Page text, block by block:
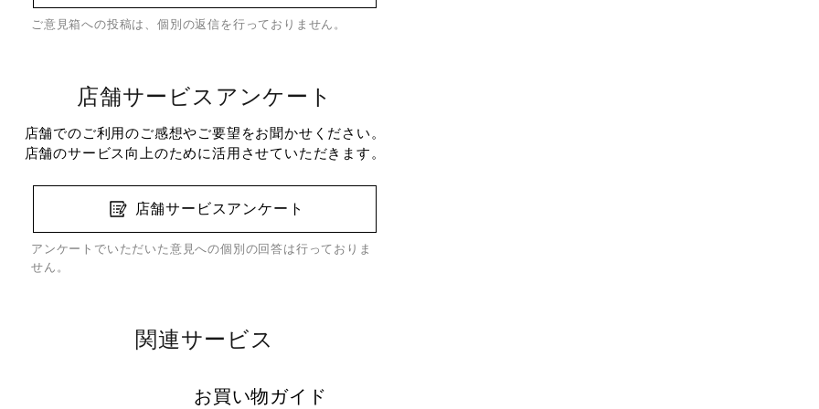
ご意見箱への投稿は、個別の返信を行っておりません。
店舗サービスアンケート
店舗でのご利用のご感想やご要望をお聞かせください。
店舗のサービス向上のために活用させていただきます。
店舗サービスアンケート
アンケートでいただいた意見への個別の回答は行っておりま
せん。
関連サービス
お買い物ガイド